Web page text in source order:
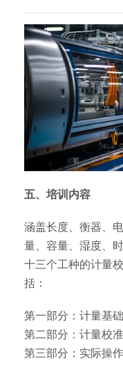
五、培训内容
涵盖长度、衡器、
量、容量、湿度、
十三个工种的计量
括：
第一部分：计量基
第二部分：计量校
第三部分：实际操作